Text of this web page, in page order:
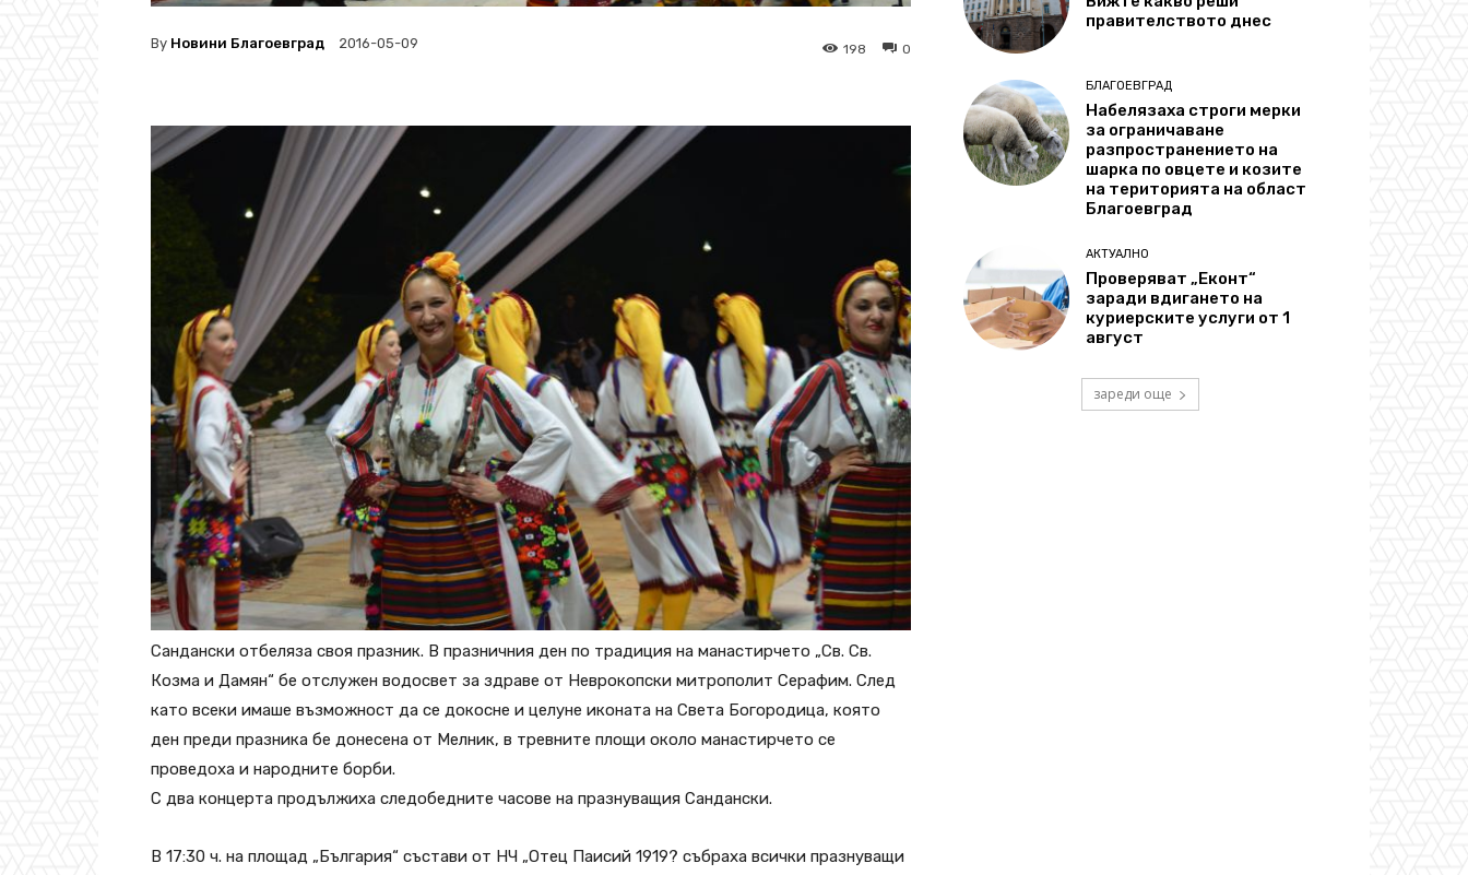
By Новини Благоевград 2016-05-09 0
198
Сандански отбеляза своя празник. В празничния ден по традиция на манастирчето „Св. Св.
Козма и Дамян“ бе отслужен водосвет за здраве от Неврокопски митрополит Серафим. След
като всеки имаше възможност да се докосне и целуне иконата на Света Богородица, която
ден преди празника бе донесена от Мелник, в тревните площи около манастирчето се
проведоха и народните борби.
С два концерта продължиха следобедните часове на празнуващия Сандански.
В 17:30 ч. на площад „България“ състави от НЧ „Отец Паисий 1919? събраха всички празнуващи
правителството днес
БЛАГОЕВГРАД
Набелязаха строги мерки
за ограничаване
разпространението на
шарка по овцете и козите
на територията на област
Благоевград
АКТУАЛНО
Проверяват „Еконт“
заради вдигането на
куриерските услуги от 1
август
зареди още